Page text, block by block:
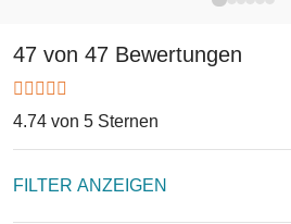
47 von 47 Bewertungen
4.74 von 5 Sternen
FILTER ANZEIGEN